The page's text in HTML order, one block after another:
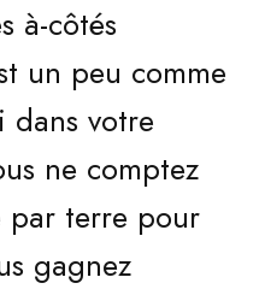
à-côtés
un peu comme
dans votre
ne comptez
par terre pour
gagnez